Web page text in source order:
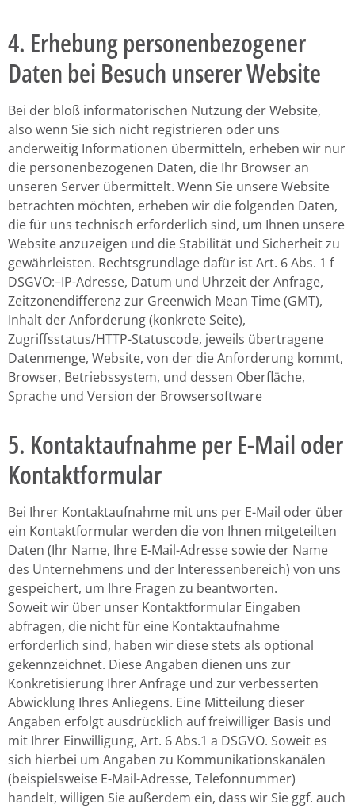
4. Erhebung personenbezogener
Daten bei Besuch unserer Website
Bei der bloß informatorischen Nutzung der Website,
also wenn Sie sich nicht registrieren oder uns
anderweitig Informationen übermitteln, erheben wir nur
die personenbezogenen Daten, die Ihr Browser an
unseren Server übermittelt. Wenn Sie unsere Website
betrachten möchten, erheben wir die folgenden Daten,
die für uns technisch erforderlich sind, um Ihnen unsere
Website anzuzeigen und die Stabilität und Sicherheit zu
gewährleisten. Rechtsgrundlage dafür ist Art. 6 Abs. 1 f
DSGVO:–IP-Adresse, Datum und Uhrzeit der Anfrage,
Zeitzonendifferenz zur Greenwich Mean Time (GMT),
Inhalt der Anforderung (konkrete Seite),
Zugriffsstatus/HTTP-Statuscode, jeweils übertragene
Datenmenge, Website, von der die Anforderung kommt,
Browser, Betriebssystem, und dessen Oberfläche,
Sprache und Version der Browsersoftware
5. Kontaktaufnahme per E-Mail oder
Kontaktformular
Bei Ihrer Kontaktaufnahme mit uns per E-Mail oder über
ein Kontaktformular werden die von Ihnen mitgeteilten
Daten (Ihr Name, Ihre E-Mail-Adresse sowie der Name
des Unternehmens und der Interessenbereich) von uns
gespeichert, um Ihre Fragen zu beantworten.
Soweit wir über unser Kontaktformular Eingaben
abfragen, die nicht für eine Kontaktaufnahme
erforderlich sind, haben wir diese stets als optional
gekennzeichnet. Diese Angaben dienen uns zur
Konkretisierung Ihrer Anfrage und zur verbesserten
Abwicklung Ihres Anliegens. Eine Mitteilung dieser
Angaben erfolgt ausdrücklich auf freiwilliger Basis und
mit Ihrer Einwilligung, Art. 6 Abs.1 a DSGVO. Soweit es
sich hierbei um Angaben zu Kommunikationskanälen
(beispielsweise E-Mail-Adresse, Telefonnummer)
handelt, willigen Sie außerdem ein, dass wir Sie ggf. auch